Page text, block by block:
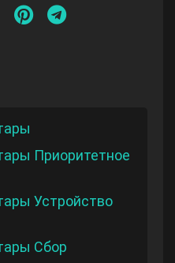
Приоритетное
Устройство
Сбор